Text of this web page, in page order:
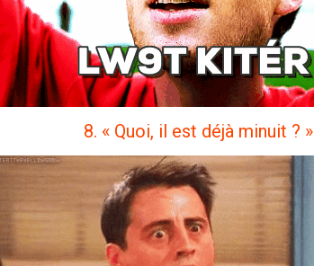
8. « Quoi, il est déjà minuit ? »